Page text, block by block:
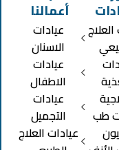
طب
أعمالنا
عيادات
الاسنان
عيادات
الاطفال
عيادات
التجميل
عيادات العلاج